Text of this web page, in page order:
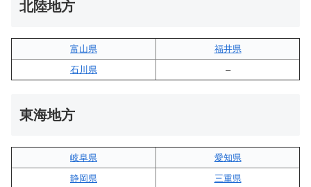
北陸地方
富山県
福井県
石川県
–
東海地方
岐阜県
愛知県
静岡県
三重県